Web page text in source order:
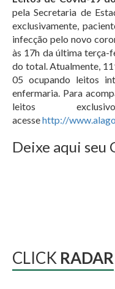
pela Secretaria de
exclusivamente,
infecção pelo novo
às 17h da última terça-
do total. Atualmente,
05 ocupando leitos
enfermaria. Para
leitos
acessehttp://
Deixe aqui seu
CLICK RADAR